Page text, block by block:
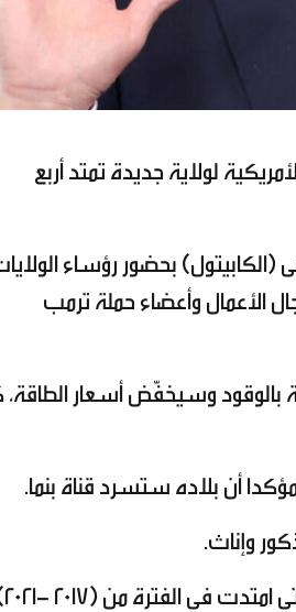
لولاية جديدة تمتد أربع
داخل مبنى (الكابيتول) بحضور رؤساء
الأعمال وأعضاء حملة ترمب
بالوقود وسيخفّض أسعار الطاقة،
أن بلاده ستسرد قناة بنما.
وإناث.
ويعود ترمب إلى البيت الأبيض